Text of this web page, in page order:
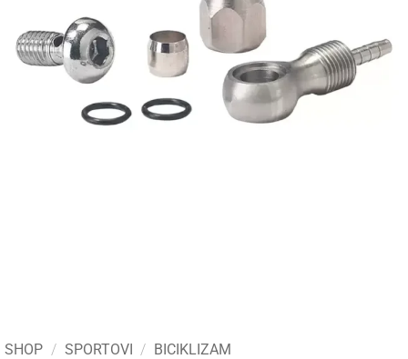
SHOP / SPORTOVI / BICIKLIZAM